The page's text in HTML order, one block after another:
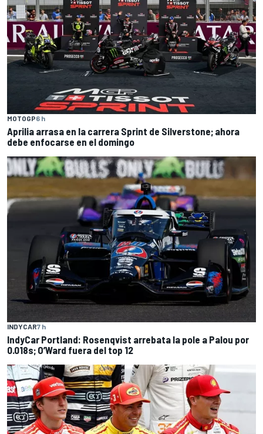
MOTOGP6 h
Aprilia arrasa en la carrera Sprint de Silverstone; ahora
debe enfocarse en el domingo
INDYCAR7 h
IndyCar Portland: Rosenqvist arrebata la pole a Palou por
0.018s; O’Ward fuera del top 12